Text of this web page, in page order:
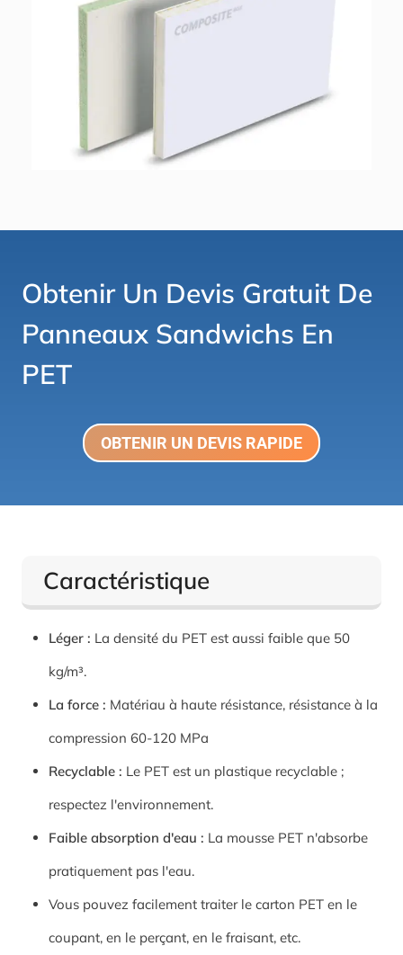
Obtenir Un Devis Gratuit De
Panneaux Sandwichs En
PET
OBTENIR UN DEVIS RAPIDE
Caractéristique
Léger : La densité du PET est aussi faible que 50
kg/m³.
La force : Matériau à haute résistance, résistance à la
compression 60-120 MPa
Recyclable : Le PET est un plastique recyclable ;
respectez l'environnement.
Faible absorption d'eau : La mousse PET n'absorbe
pratiquement pas l'eau.
Vous pouvez facilement traiter le carton PET en le
coupant, en le perçant, en le fraisant, etc.